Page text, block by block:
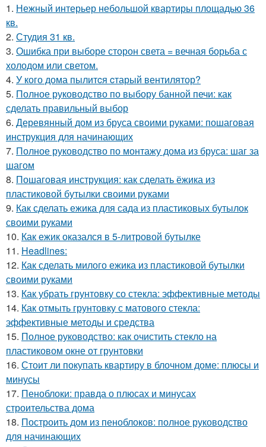
1. Нежный интерьер небольшой квартиры площадью 36
кв.
2. Студия 31 кв.
3. Ошибка при выборе сторон света = вечная борьба с
холодом или светом.
4. У кого дома пылитcя cтарый вентилятор?
5. Полное руководство по выбору банной печи: как
сделать правильный выбор
6. Деревянный дом из бруса своими руками: пошаговая
инструкция для начинающих
7. Полное руководство по монтажу дома из бруса: шаг за
шагом
8. Пошаговая инструкция: как сделать ёжика из
пластиковой бутылки своими руками
9. Как сделать ежика для сада из пластиковых бутылок
своими руками
10. Как ежик оказался в 5-литровой бутылке
11. Headlines:
12. Как сделать милого ежика из пластиковой бутылки
своими руками
13. Как убрать грунтовку со стекла: эффективные методы
14. Как отмыть грунтовку с матового стекла:
эффективные методы и средства
15. Полное руководство: как очистить стекло на
пластиковом окне от грунтовки
16. Стоит ли покупать квартиру в блочном доме: плюсы и
минусы
17. Пеноблоки: правда о плюсах и минусах
строительства дома
18. Построить дом из пеноблоков: полное руководство
для начинающих